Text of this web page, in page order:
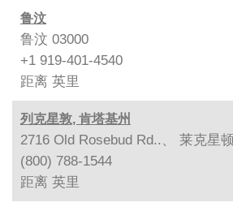
鲁汶
鲁汶 03000
+1 919-401-4540
距离 英里
列克星敦, 肯塔基州
2716 Old Rosebud Rd..、 莱克星
(800) 788-1544
距离 英里